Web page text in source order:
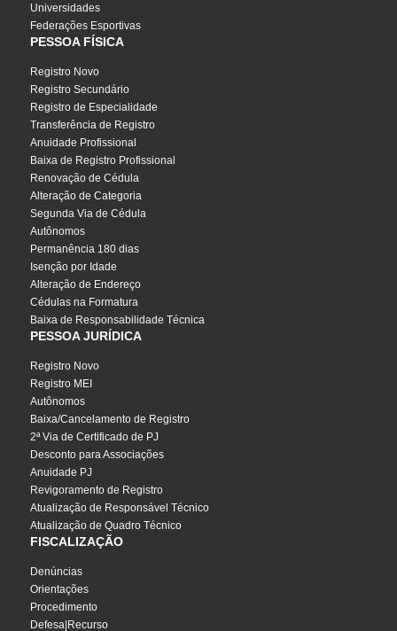
Universidades
Federações Esportivas
PESSOA FÍSICA
Registro Novo
Registro Secundário
Registro de Especialidade
Transferência de Registro
Anuidade Profissional
Baixa de Registro Profissional
Renovação de Cédula
Alteração de Categoria
Segunda Via de Cédula
Autônomos
Permanência 180 dias
Isenção por Idade
Alteração de Endereço
Cédulas na Formatura
Baixa de Responsabilidade Técnica
PESSOA JURÍDICA
Registro Novo
Registro MEI
Autônomos
Baixa/Cancelamento de Registro
2ª Via de Certificado de PJ
Desconto para Associações
Anuidade PJ
Revigoramento de Registro
Atualização de Responsável Técnico
Atualização de Quadro Técnico
FISCALIZAÇÃO
Denúncias
Orientações
Procedimento
Defesa|Recurso